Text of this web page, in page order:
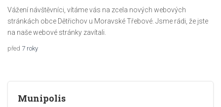
Vážení návštěvníci, vítáme vás na zcela nových webových
stránkách obce Dětřichov u Moravské Třebové. Jsme rádi, že jste
na naše webové stránky zavítali.
7 roky
Munipolis